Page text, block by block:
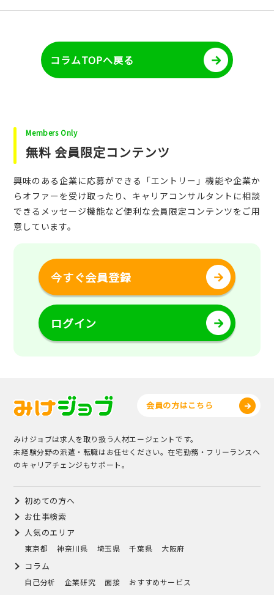
コラムTOPへ戻る
Members Only
無料 会員限定コンテンツ
興味のある企業に応募ができる「エントリー」機能や企業か
らオファーを受け取ったり、キャリアコンサルタントに相談
できるメッセージ機能など便利な会員限定コンテンツをご用
意しています。
今すぐ会員登録
ログイン
会員の方はこちら
みけジョブは求人を取り扱う人材エージェントです。
未経験分野の派遣・転職はお任せください。在宅勤務・フリーランスへ
のキャリアチェンジもサポート。
初めての方へ
お仕事検索
人気のエリア
東京都 神奈川県 埼玉県 千葉県 大阪府
コラム
自己分析 企業研究 面接 おすすめサービス